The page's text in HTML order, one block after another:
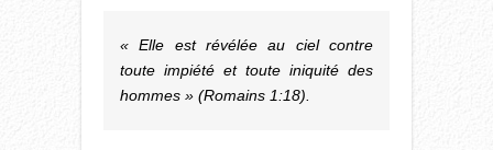
« Elle est révélée au ciel contre
toute impiété et toute iniquité des
hommes » (Romains 1:18).